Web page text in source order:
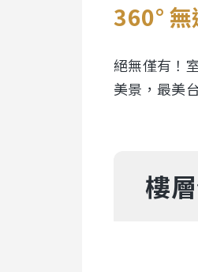
360°
絕無僅有！
美景，最美
樓